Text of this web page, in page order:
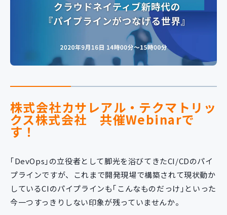
新規開発サービス
イベント・セミナー
ニュース
採用情報
株式会社カサレアル・テクマトリッ
クス株式会社 共催Webinarで
す！
｢DevOps｣の立役者として脚光を浴びてきたCI/CDのパイ
プラインですが、これまで開発現場で構築されて現状動か
しているCIのパイプラインも｢こんなものだっけ｣といった
今一つすっきりしない印象が残っていませんか。